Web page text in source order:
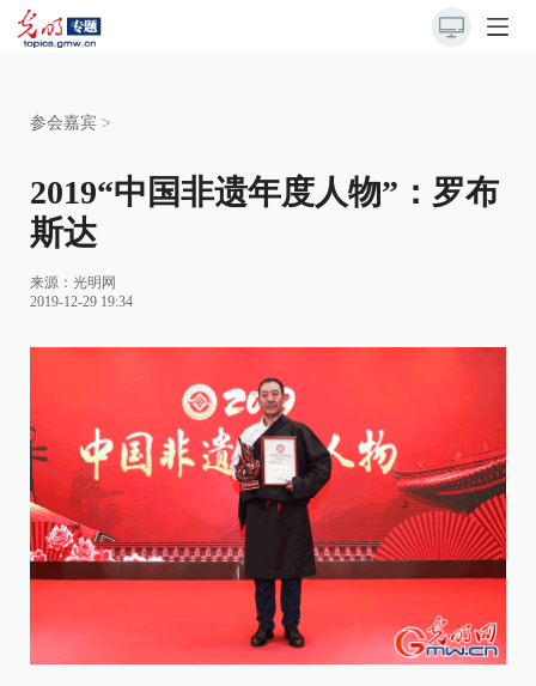
参会嘉宾 >
2019“中国非遗年度人物”：罗布
斯达
来源： 光明网
2019-12-29 19:34